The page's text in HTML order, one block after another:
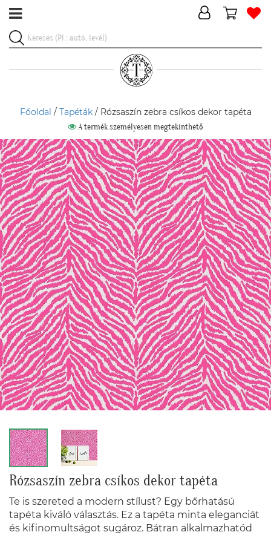
Főoldal / Tapéták/ Rózsaszín zebra csíkos dekor tapéta
A termék személyesen megtekinthető
Rózsaszín zebra csíkos dekor tapéta
Te is szereted a modern stílust? Egy bőrhatású
tapéta kiváló választás. Ez a tapéta minta eleganciát
és kifinomultságot sugároz. Bátran alkalmazhatód